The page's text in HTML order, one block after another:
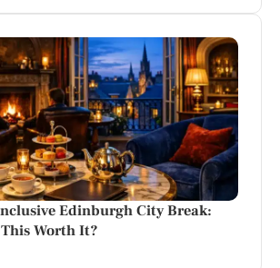
Edinburgh City Break:
Worth It?